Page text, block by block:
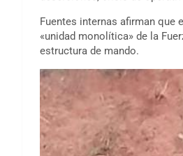
Fuentes internas afirman que
«unidad monolítica» de la
estructura de mando.